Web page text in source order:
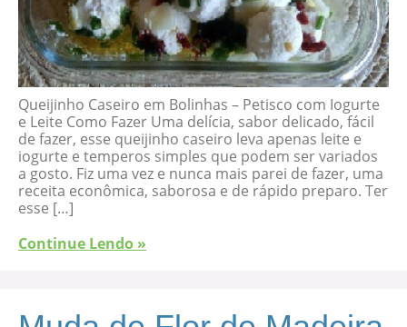
Queijinho Caseiro em Bolinhas – Petisco com Iogurte
e Leite Como Fazer Uma delícia, sabor delicado, fácil
de fazer, esse queijinho caseiro leva apenas leite e
iogurte e temperos simples que podem ser variados
a gosto. Fiz uma vez e nunca mais parei de fazer, uma
receita econômica, saborosa e de rápido preparo. Ter
esse […]
Continue Lendo »